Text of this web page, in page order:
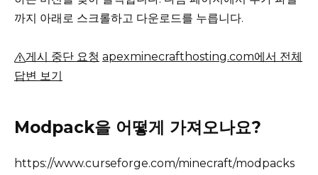
까지 아래로 스크롤하고 다운로드를 누릅니다.
게시 중단 요청 apexminecrafthosting.com에서 전체
답변 보기
Modpack을 어떻게 가져오나요?
https://www.curseforge.com/minecraft/modpacks